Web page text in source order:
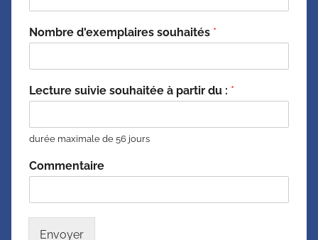
Nombre d'exemplaires souhaités *
Lecture suivie souhaitée à partir du : *
durée maximale de 56 jours
Commentaire
Envoyer